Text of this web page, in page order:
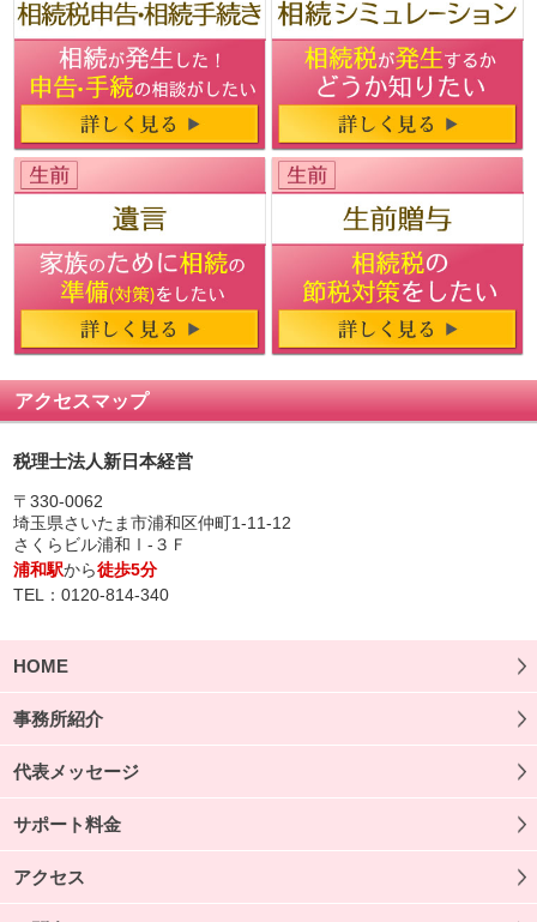
アクセスマップ
税理士法人新日本経営
〒330-0062
埼玉県さいたま市浦和区仲町1-11-12
さくらビル浦和Ⅰ-３Ｆ
浦和駅から徒歩5分
TEL：0120-814-340
HOME
事務所紹介
代表メッセージ
サポート料金
アクセス